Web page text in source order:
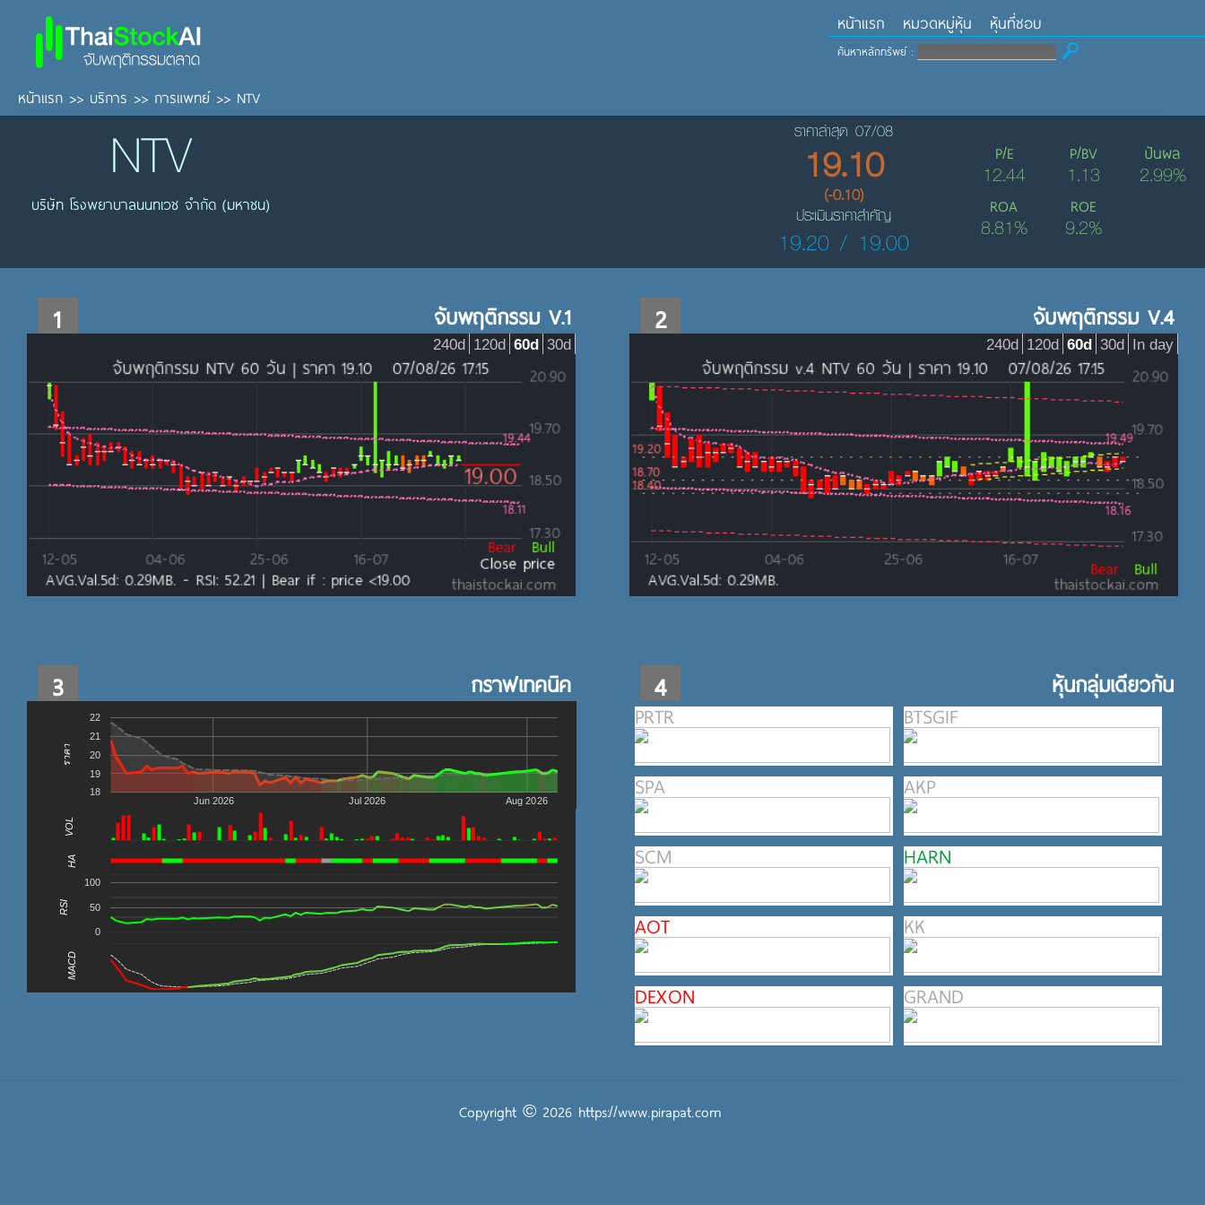
หน้าแรก หมวดหมู่หุ้น หุ้นที่ชอบ
ค้นหาหลักทรัพย์ :
หน้าแรก >> บริการ >> การแพทย์>> NTV
NTV
บริษัท โรงพยาบาลนนทเวช จำกัด (มหาชน)
ราคาล่าสุด 07/08
19.10
(-0.10)
ประเมินราคาสำคัญ
19.20 / 19.00
P/E
12.44
P/BV
1.13
ปันผล
2.99%
ROA
8.81%
ROE
9.2%
1 จับพฤติกรรม V.1
30d
60d
120d
240d
2 จับพฤติกรรม V.4
In day
30d
60d
120d
240d
3 กราฟเทคนิค
Jun 2026 Jul 2026 Aug 2026
18
19
20
21
22
ราคา
VOL
HA
0
50
100
RSI
MACD
4 หุ้นกลุ่มเดียวกัน
PRTR BTSGIF
SPA AKP
SCM HARN
AOT KK
DEXON GRAND
Copyright © 2026 https://www.pirapat.com